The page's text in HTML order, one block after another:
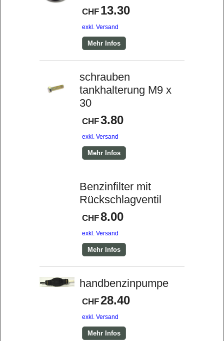
CHF 13.30
exkl. Versand
Mehr Infos
schrauben
tankhalterung M9 x
30
CHF3.80
exkl. Versand
Mehr Infos
Benzinfilter mit
Rückschlagventil
CHF8.00
exkl. Versand
Mehr Infos
handbenzinpumpe
CHF28.40
exkl. Versand
Mehr Infos